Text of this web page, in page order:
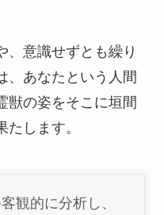
、意識せずとも繰り
、あなたという人間
獣の姿をそこに垣間
します。
観的に分析し、